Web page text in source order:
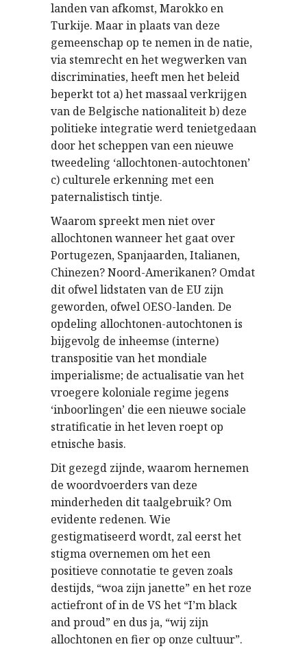
landen van afkomst, Marokko en
Turkije. Maar in plaats van deze
gemeenschap op te nemen in de natie,
via stemrecht en het wegwerken van
discriminaties, heeft men het beleid
beperkt tot a) het massaal verkrijgen
van de Belgische nationaliteit b) deze
politieke integratie werd tenietgedaan
door het scheppen van een nieuwe
tweedeling ‘allochtonen-autochtonen’
c) culturele erkenning met een
paternalistisch tintje.
Waarom spreekt men niet over
allochtonen wanneer het gaat over
Portugezen, Spanjaarden, Italianen,
Chinezen? Noord-Amerikanen? Omdat
dit ofwel lidstaten van de EU zijn
geworden, ofwel OESO-landen. De
opdeling allochtonen-autochtonen is
bijgevolg de inheemse (interne)
transpositie van het mondiale
imperialisme; de actualisatie van het
vroegere koloniale regime jegens
‘inboorlingen’ die een nieuwe sociale
stratificatie in het leven roept op
etnische basis.
Dit gezegd zijnde, waarom hernemen
de woordvoerders van deze
minderheden dit taalgebruik? Om
evidente redenen. Wie
gestigmatiseerd wordt, zal eerst het
stigma overnemen om het een
positieve connotatie te geven zoals
destijds, “woa zijn janette” en het roze
actiefront of in de VS het “I’m black
and proud” en dus ja, “wij zijn
allochtonen en fier op onze cultuur”.